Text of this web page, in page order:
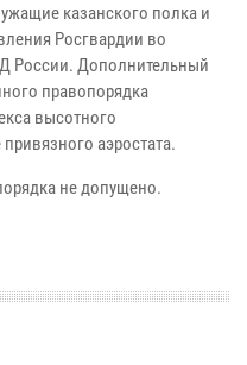
казанского полка и
Росгвардии во
России. Дополнительный
правопорядка
высотного
аэростата.
не допущено.